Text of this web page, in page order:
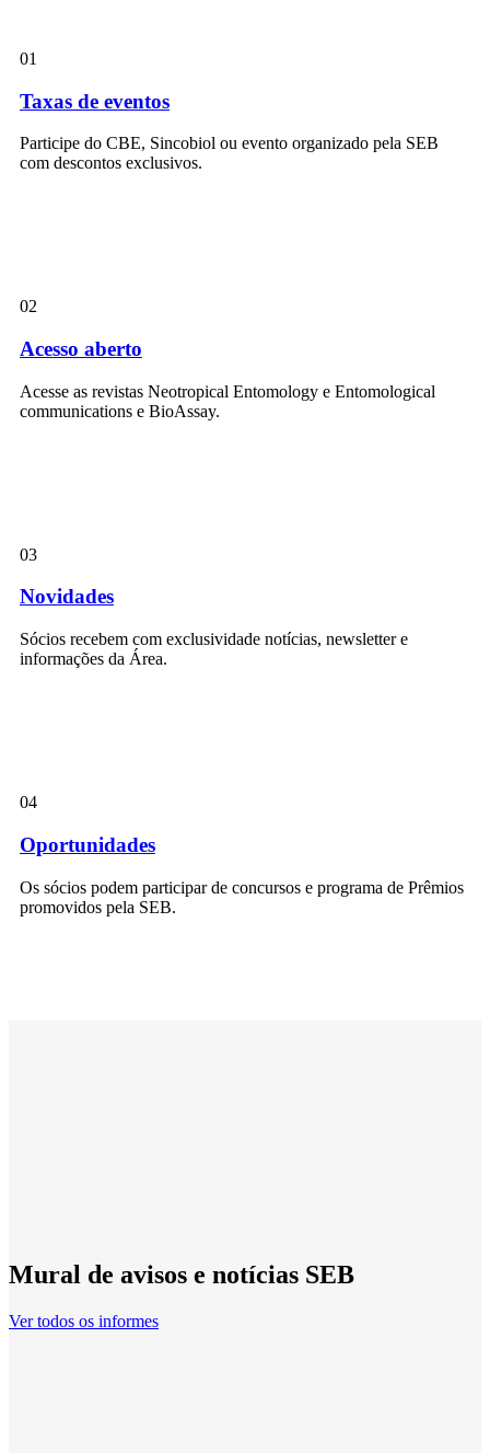
01
Taxas de eventos
Participe do CBE, Sincobiol ou evento organizado pela SEB
com descontos exclusivos.
02
Acesso aberto
Acesse as revistas Neotropical Entomology e Entomological
communications e BioAssay.
03
Novidades
Sócios recebem com exclusividade notícias, newsletter e
informações da Área.
04
Oportunidades
Os sócios podem participar de concursos e programa de Prêmios
promovidos pela SEB.
Mural de avisos e notícias SEB
Ver todos os informes